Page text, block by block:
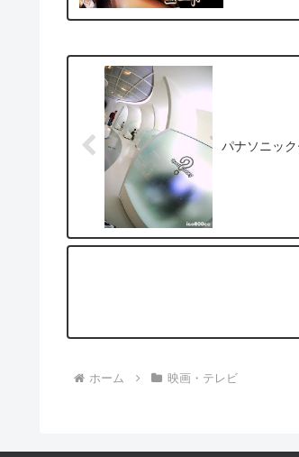
パナソニッ
ホーム 映画・テレビ